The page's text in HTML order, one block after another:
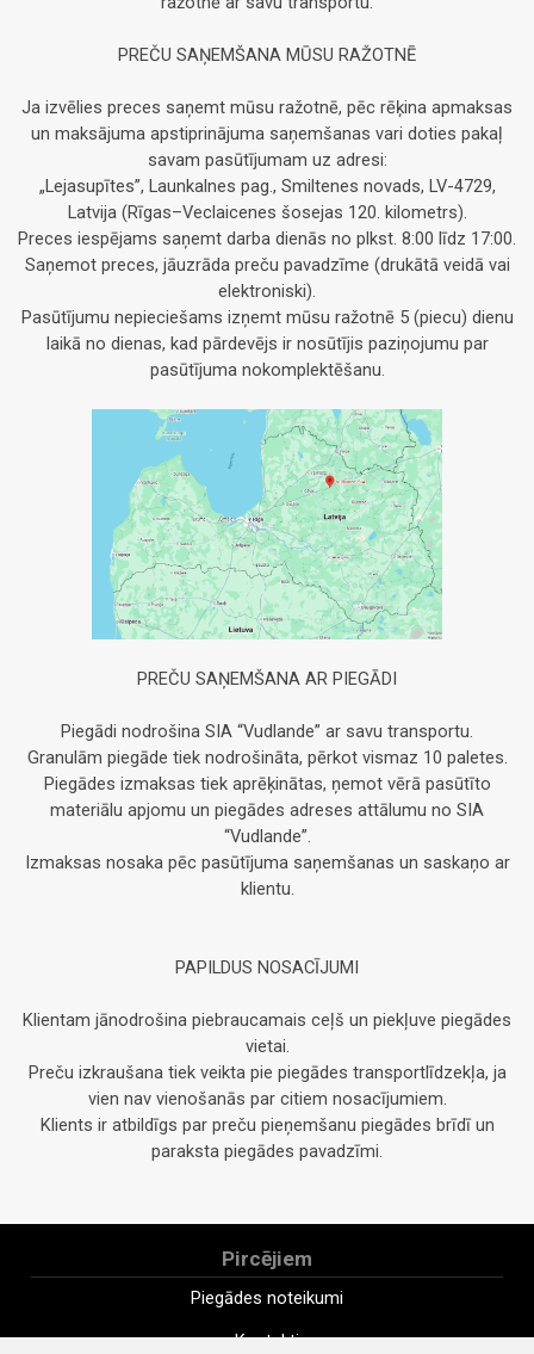
PREČU SAŅEMŠANA MŪSU RAŽOTNĒ
Ja izvēlies preces saņemt mūsu ražotnē, pēc rēķina apmaksas
un maksājuma apstiprinājuma saņemšanas vari doties pakaļ
savam pasūtījumam uz adresi:
„Lejasupītes”, Launkalnes pag., Smiltenes novads, LV-4729,
Latvija (Rīgas–Veclaicenes šosejas 120. kilometrs).
Preces iespējams saņemt darba dienās no plkst. 8:00 līdz 17:00.
Saņemot preces, jāuzrāda preču pavadzīme (drukātā veidā vai
elektroniski).
Pasūtījumu nepieciešams izņemt mūsu ražotnē 5 (piecu) dienu
laikā no dienas, kad pārdevējs ir nosūtījis paziņojumu par
pasūtījuma nokomplektēšanu.
PREČU SAŅEMŠANA AR PIEGĀDI
Piegādi nodrošina SIA “Vudlande” ar savu transportu.
Granulām piegāde tiek nodrošināta, pērkot vismaz 10 paletes.
Piegādes izmaksas tiek aprēķinātas, ņemot vērā pasūtīto
materiālu apjomu un piegādes adreses attālumu no SIA
“Vudlande”.
Izmaksas nosaka pēc pasūtījuma saņemšanas un saskaņo ar
klientu.
PAPILDUS NOSACĪJUMI
Klientam jānodrošina piebraucamais ceļš un piekļuve piegādes
vietai.
Preču izkraušana tiek veikta pie piegādes transportlīdzekļa, ja
vien nav vienošanās par citiem nosacījumiem.
Klients ir atbildīgs par preču pieņemšanu piegādes brīdī un
paraksta piegādes pavadzīmi.
Pircējiem
Piegādes noteikumi
Kontakti